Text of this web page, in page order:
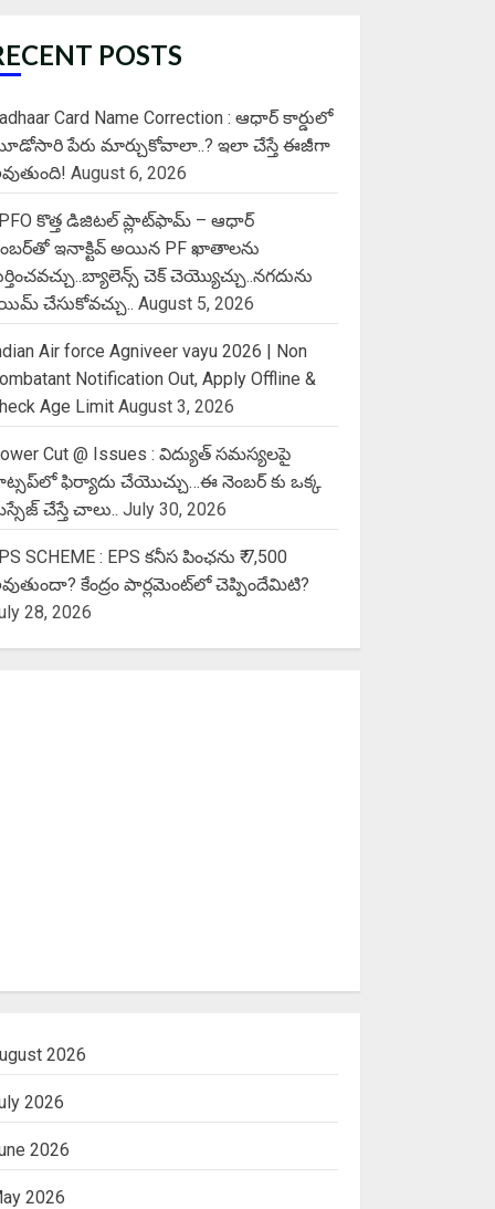
POSTS
Card Name Correction : ఆధార్ కార్డులో
పేరు మార్చుకోవాలా..? ఇలా చేస్తే ఈజీగా
August 6, 2026
కొత్త డిజిటల్ ప్లాట్‌ఫామ్‌ – ఆధార్
ఇనాక్టివ్ అయిన PF ఖాతాలను
చెక్ చెయ్యొచ్చు..నగదును
చేసుకోవచ్చు.. August 5, 2026
Air force Agniveer vayu 2026 | Non
Notification Out, Apply Offline &
Age Limit August 3, 2026
Cut @ Issues : విద్యుత్ సమస్యలపై
ఫిర్యాదు చేయొచ్చు…ఈ నెంబర్ కు ఒక్క
చేస్తే చాలు.. July 30, 2026
SCHEME : EPS కనీస పింఛను ₹ 7,500
కేంద్రం పార్లమెంట్‌లో చెప్పిందేమిటి?
28, 2026
2026
2026
2026
2026